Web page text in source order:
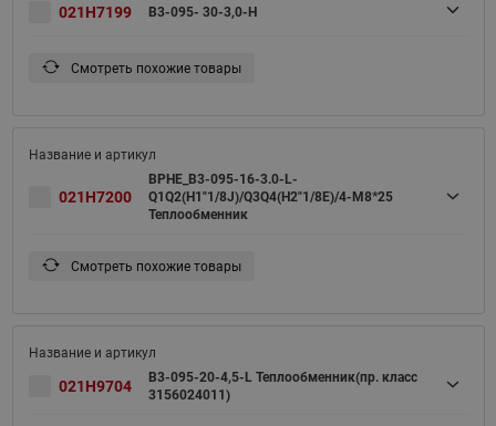
021H7199 B3-095- 30-3,0-H
Смотреть похожие товары
021H7200
BPHE_B3-095-16-3.0-L-
Q1Q2(H1"1/8J)/Q3Q4(H2"1/8E)/4-M8*25
Теплообменник
Смотреть похожие товары
021H9704
B3-095-20-4,5-L Теплообменник(пр. класс
3156024011)